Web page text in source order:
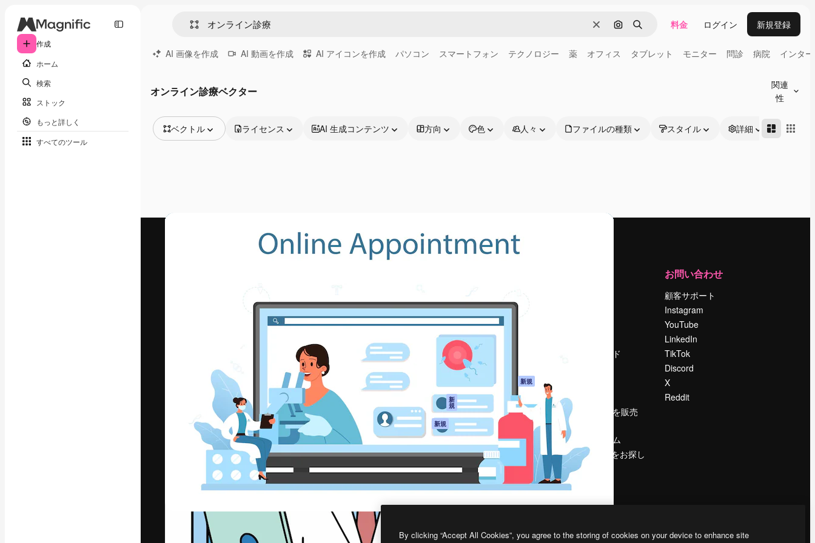
作成
ホーム
検索
ストック
もっと詳しく
すべてのツール
消去 画像で検索
検索 料金 ログイン 新規登録
AI 画像を作成 AI 動画を作成 AI アイコンを作成 パソコン スマートフォン テクノロジー 薬 オフィス タブレット モニター 問診 病院 インタ
オンライン診療ベクター
関連
性
ベクトル
動画
モーショングラフィックス
ライセンス AI 生成コンテンツ 方向 色 人々 ファイルの種類 スタイル 詳細
最高のクリエイティブ制作を導くためのプラ
ットフォーム。クリエイター、企業、代理
店、スタジオを含む100万人以上が利用して
AI アシスタント
AI 画像生成ツール
AI 動画生成ツール
AI 音声合成ツール
ストックコンテン
ツ
Claude/ChatGPT
向けMCP
新
規
エージェント 新規
API
モバイルアプリ
すべてのMagnificツ
ール
ドキュメント
サポート
利用規約
プライバシーポリ
シー
オリジナル
新規
クッキーポリシー
トラストセンター
アフィリエイト
法人向け
検索トレンド
Slidesgo
コンテンツを販売
する
プレスルーム
magnific.aiをお探し
ですか？
お問い合わせ
顧客サポート
Instagram
YouTube
LinkedIn
TikTok
Discord
X
Reddit
2026 Freepik Company S.L.U. 無断複写・転載を禁じます
By clicking “Accept All Cookies”, you agree to the storing of cookies on your device to enhance site